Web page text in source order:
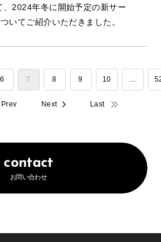
、2024年冬に開始予定の新サー
いてご紹介いただきました。
Prev
6 7 8 9 10 …
Next Last
contact
お問い合わせ